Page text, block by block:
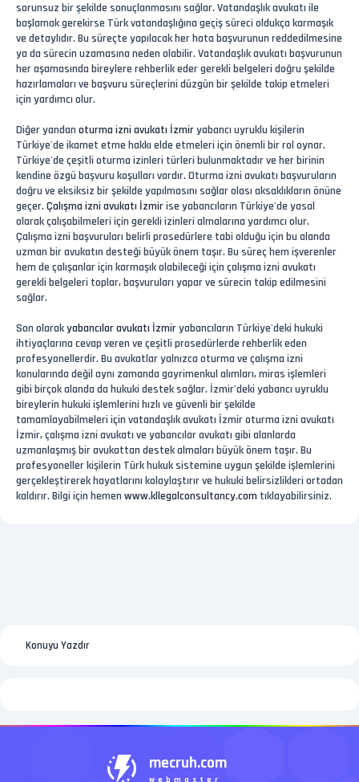
sorunsuz bir şekilde sonuçlanmasını sağlar. Vatandaşlık avukatı ile
başlamak gerekirse Türk vatandaşlığına geçiş süreci oldukça karmaşık
ve detaylıdır. Bu süreçte yapılacak her hata başvurunun reddedilmesine
ya da sürecin uzamasına neden olabilir. Vatandaşlık avukatı başvurunun
her aşamasında bireylere rehberlik eder gerekli belgeleri doğru şekilde
hazırlamaları ve başvuru süreçlerini düzgün bir şekilde takip etmeleri
için yardımcı olur.
Diğer yandan oturma izni avukatı İzmiryabancı uyruklu kişilerin
Türkiye'de ikamet etme hakkı elde etmeleri için önemli bir rol oynar.
Türkiye'de çeşitli oturma izinleri türleri bulunmaktadır ve her birinin
kendine özgü başvuru koşulları vardır. Oturma izni avukatı başvuruların
doğru ve eksiksiz bir şekilde yapılmasını sağlar olası aksaklıkların önüne
geçer. Çalışma izni avukatı İzmirise yabancıların Türkiye'de yasal
olarak çalışabilmeleri için gerekli izinleri almalarına yardımcı olur.
Çalışma izni başvuruları belirli prosedürlere tabi olduğu için bu alanda
uzman bir avukatın desteği büyük önem taşır. Bu süreç hem işverenler
hem de çalışanlar için karmaşık olabileceği için çalışma izni avukatı
gerekli belgeleri toplar, başvuruları yapar ve sürecin takip edilmesini
sağlar.
Son olarakyabancılar avukatı İzmiryabancıların Türkiye'deki hukuki
ihtiyaçlarına cevap veren ve çeşitli prosedürlerde rehberlik eden
profesyonellerdir. Bu avukatlar yalnızca oturma ve çalışma izni
konularında değil aynı zamanda gayrimenkul alımları, miras işlemleri
gibi birçok alanda da hukuki destek sağlar. İzmir'deki yabancı uyruklu
bireylerin hukuki işlemlerini hızlı ve güvenli bir şekilde
tamamlayabilmeleri için vatandaşlık avukatı İzmir oturma izni avukatı
İzmir, çalışma izni avukatı ve yabancılar avukatı gibi alanlarda
uzmanlaşmış bir avukattan destek almaları büyük önem taşır. Bu
profesyoneller kişilerin Türk hukuk sistemine uygun şekilde işlemlerini
gerçekleştirerek hayatlarını kolaylaştırır ve hukuki belirsizlikleri ortadan
kaldırır. Bilgi için hemen www.kllegalconsultancy.com tıklayabilirsiniz.
Konuyu Yazdır
mecruh.com
webmaster